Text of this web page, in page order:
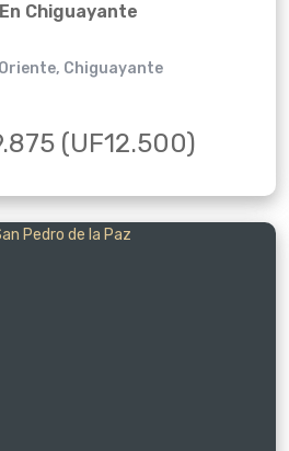
Chiguayante
Chiguayante
(UF12.500)